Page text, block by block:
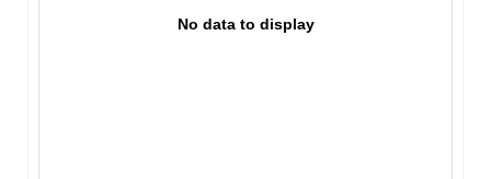
No data to display